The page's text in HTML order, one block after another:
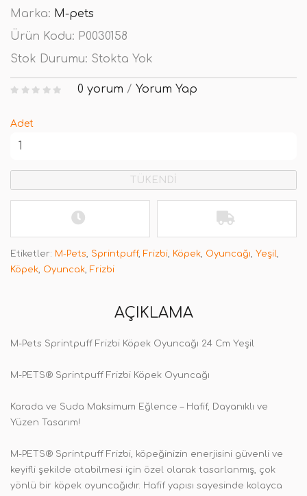
Marka: M-pets
Ürün Kodu: P0030158
Stok Durumu: Stokta Yok
0 yorum / Yorum Yap
Adet
TÜKENDİ
Etiketler: M-Pets, Sprintpuff, Frizbi, Köpek, Oyuncağı, Yeşil,
Köpek, Oyuncak, Frizbi
AÇIKLAMA
M-Pets Sprintpuff Frizbi Köpek Oyuncağı 24 Cm Yeşil
M-PETS® Sprintpuff Frizbi Köpek Oyuncağı
Karada ve Suda Maksimum Eğlence – Hafif, Dayanıklı ve
Yüzen Tasarım!
M-PETS® Sprintpuff Frizbi, köpeğinizin enerjisini güvenli ve
keyifli şekilde atabilmesi için özel olarak tasarlanmış, çok
yönlü bir köpek oyuncağıdır. Hafif yapısı sayesinde kolayca